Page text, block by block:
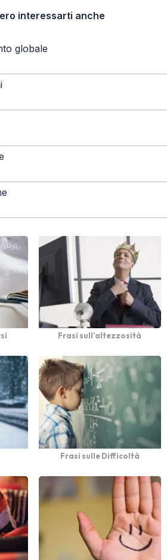
interessarti anche
globale
Frasi sull’altezzosità
Frasi sulle Difficoltà